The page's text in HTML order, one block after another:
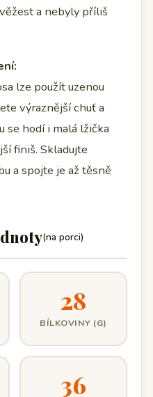
a nebyly příliš
lze použít uzenou
výraznější chuť a
se hodí i malá lžička
finiš. Skladujte
a spojte je až těsně
(na porci)
28
BÍLKOVINY (G)
36